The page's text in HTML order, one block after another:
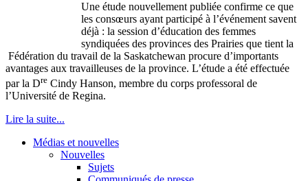
Une étude nouvellement publiée confirme ce que
les consœurs ayant participé à l’événement savent
déjà : la session d’éducation des femmes
syndiquées des provinces des Prairies que tient la
Fédération du travail de la Saskatchewan procure d’importants
avantages aux travailleuses de la province. L’étude a été effectuée
par la Dre Cindy Hanson, membre du corps professoral de
l’Université de Regina.
Lire la suite...
Médias et nouvelles
Nouvelles
Sujets